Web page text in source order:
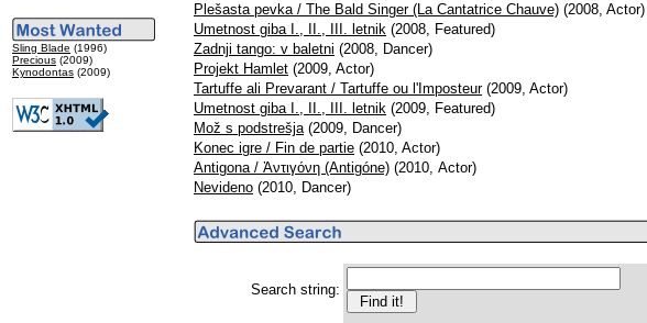
Sling Blade (1996)
Precious (2009)
Kynodontas (2009)
Plešasta pevka / The Bald Singer (La Cantatrice Chauve) (2008, Actor)
Umetnost giba I., II., III. letnik (2008, Featured)
Zadnji tango: v baletni (2008, Dancer)
Projekt Hamlet (2009, Actor)
Tartuffe ali Prevarant / Tartuffe ou l'Imposteur(2009, Actor)
Umetnost giba I., II., III. letnik (2009, Featured)
Mož s podstrešja(2009, Dancer)
Konec igre / Fin de partie (2010, Actor)
Antigona / Ἀντιγόνη (Antigóne) (2010, Actor)
Nevideno (2010, Dancer)
Search string: